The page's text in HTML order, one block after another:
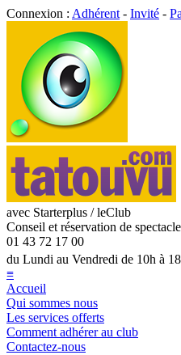
Connexion : Adhérent - Invité -
avec Starterplus / leClub
Conseil et réservation de
01 43 72 17 00
du Lundi au Vendredi de 10h à
≡
Accueil
Qui sommes nous
Les services offerts
Comment adhérer au club
Contactez-nous